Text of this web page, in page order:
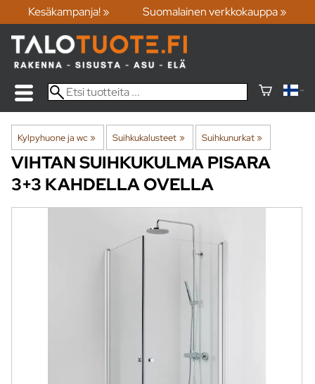
Kesäkampanja! » Suomalainen verkkokauppa »
Kylpyhuone ja wc‪» Suihkukalusteet ‪» Suihkunurkat‪»
VIHTANSUIHKUKULMA PISARA
3+3 KAHDELLA OVELLA